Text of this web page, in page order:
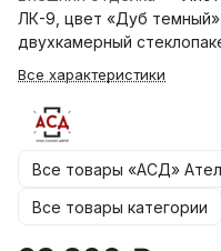
ЛК-9, цвет «Дуб
двухкамерный
Все характеристики
Все товары «АСД»
Все товары категории